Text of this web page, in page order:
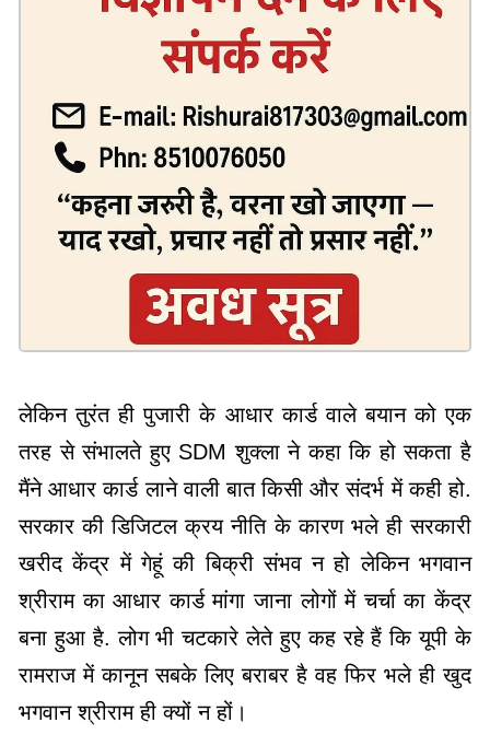
लेकिन तुरंत ही पुजारी के आधार कार्ड वाले बयान को एक
तरह से संभालते हुए SDM शुक्ला ने कहा कि हो सकता है
मैंने आधार कार्ड लाने वाली बात किसी और संदर्भ में कही हो.
सरकार की डिजिटल क्रय नीति के कारण भले ही सरकारी
खरीद केंद्र में गेहूं की बिक्री संभव न हो लेकिन भगवान
श्रीराम का आधार कार्ड मांगा जाना लोगों में चर्चा का केंद्र
बना हुआ है. लोग भी चटकारे लेते हुए कह रहे हैं कि यूपी के
रामराज में कानून सबके लिए बराबर है वह फिर भले ही खुद
भगवान श्रीराम ही क्यों न हों।